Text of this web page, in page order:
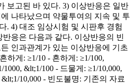
보고된 바 있다. 3) 이상반응은 일반
나타났으며 약물투여의 지속 및 투
. 4) 대조 임상시험 및 시판후 경험
응은 다음과 같다. 이상반응의 빈
인과관계가 있는 이상반응에 기초
하게: ≥1/10 - 흔하게: ≥1/100,
&lt;1/100 - 드물게: ≥1/10,000,
10,000 - 빈도불명: 기존의 자료